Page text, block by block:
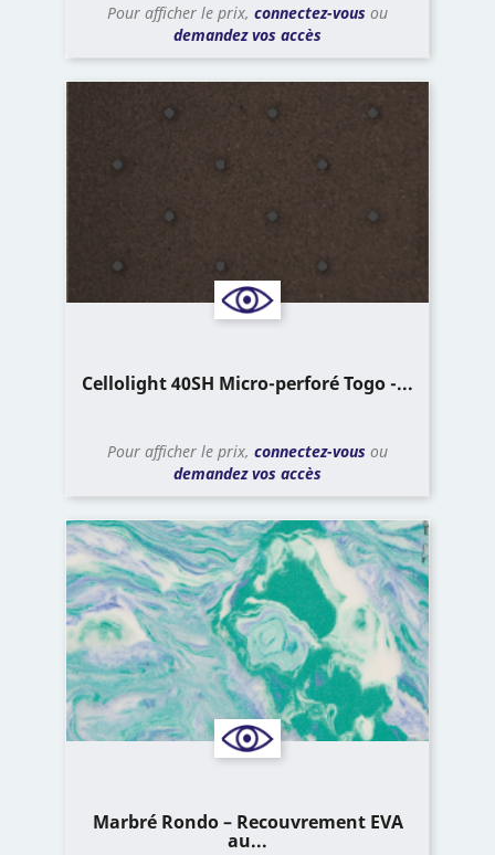
Pour afficher le prix, connectez-vous ou
demandez vos accès
Cellolight 40SH Micro-perforé Togo -...
Pour afficher le prix, connectez-vous ou
demandez vos accès
Marbré Rondo – Recouvrement EVA
au...